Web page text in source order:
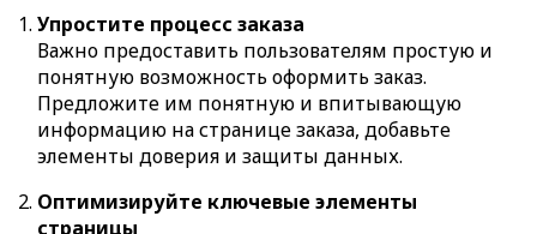
Упростите процесс заказа
Важно предоставить пользователям простую и
понятную возможность оформить заказ.
Предложите им понятную и впитывающую
информацию на странице заказа, добавьте
элементы доверия и защиты данных.
Оптимизируйте ключевые элементы
страницы